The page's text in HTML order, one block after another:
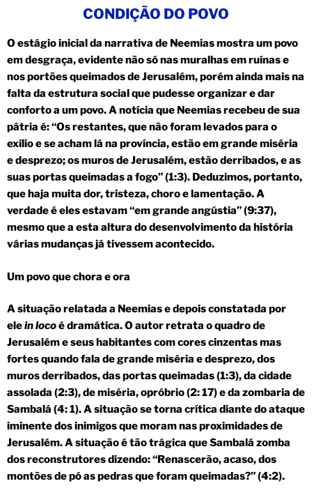
CONDIÇÃO DO POVO
O estágio inicial da narrativa de Neemias mostra um povo
em desgraça, evidente não só nas muralhas em ruínas e
nos portões queimados de Jerusalém, porém ainda mais na
falta da estrutura social que pudesse organizar e dar
conforto a um povo. A notícia que Neemias recebeu de sua
pátria é: “Os restantes, que não foram levados para o
exílio e se acham lá na província, estão em grande miséria
e desprezo; os muros de Jerusalém, estão derribados, e as
suas portas queimadas a fogo” (1:3). Deduzimos, portanto,
que haja muita dor, tristeza, choro e lamentação. A
verdade é eles estavam “em grande angústia” (9:37),
mesmo que a esta altura do desenvolvimento da história
várias mudanças já tivessem acontecido.
Um povo que chora e ora
A situação relatada a Neemias e depois constatada por
elein locoé dramática. O autor retrata o quadro de
Jerusalém e seus habitantes com cores cinzentas mas
fortes quando fala de grande miséria e desprezo, dos
muros derribados, das portas queimadas (1:3), da cidade
assolada (2:3), de miséria, opróbrio (2: 17) e da zombaria de
Sambalá (4: 1). A situação se torna crítica diante do ataque
iminente dos inimigos que moram nas proximidades de
Jerusalém. A situação é tão trágica que Sambalá zomba
dos reconstrutores dizendo: “Renascerão, acaso, dos
montões de pó as pedras que foram queimadas?” (4:2).